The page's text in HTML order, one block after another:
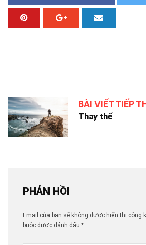
BÀI VIẾT TIẾP
Thay thế
PHẢN HỒI
Email của bạn sẽ không được hiển thị công
buộc được đánh dấu *